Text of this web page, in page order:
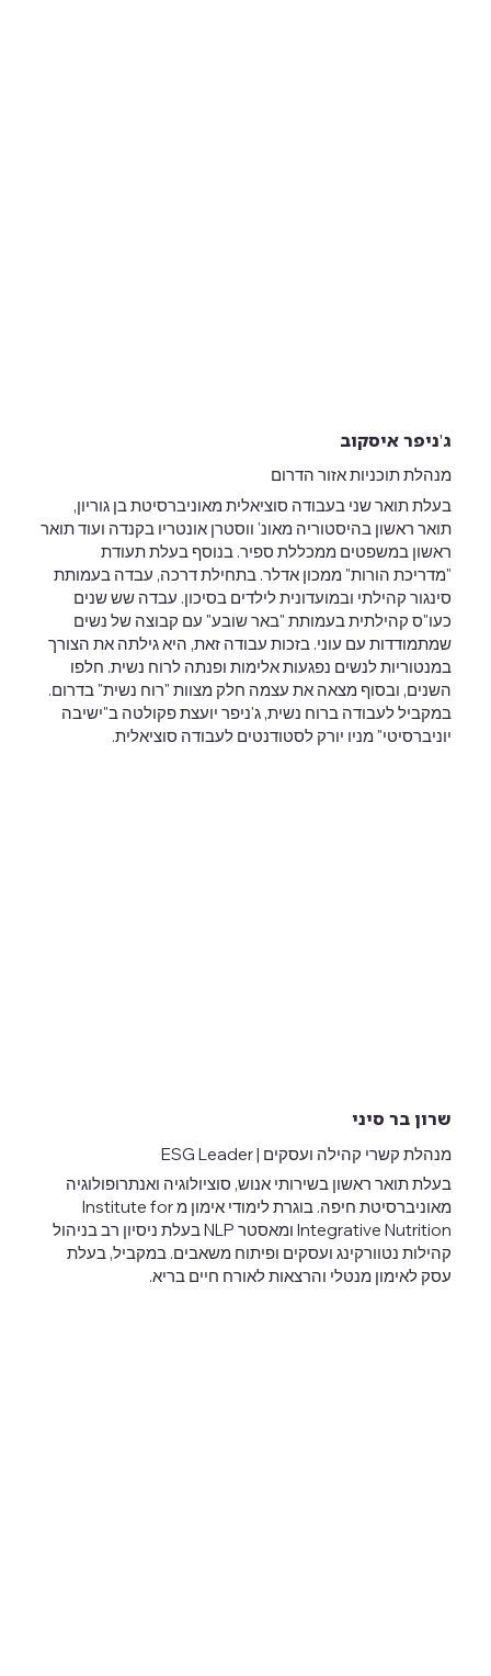
ג'ניפר איסקוב
מנהלת תוכניות אזור הדרום
בעלת תואר שני בעבודה סוציאלית מאוניברסיטת בן גוריון,
תואר ראשון בהיסטוריה מאונ' ווסטרן אונטריו בקנדה ועוד תואר
ראשון במשפטים ממכללת ספיר. בנוסף בעלת תעודת
"מדריכת הורות" ממכון אדלר. בתחילת דרכה, עבדה בעמותת
סינגור קהילתי ובמועדונית לילדים בסיכון. עבדה שש שנים
כעו"ס קהילתית בעמותת "באר שובע" עם קבוצה של נשים
שמתמודדות עם עוני. בזכות עבודה זאת, היא גילתה את הצורך
במנטוריות לנשים נפגעות אלימות ופנתה לרוח נשית. חלפו
השנים, ובסוף מצאה את עצמה חלק מצוות "רוח נשית" בדרום.
במקביל לעבודה ברוח נשית, ג'ניפר יועצת פקולטה ב"ישיבה
יוניברסיטי" מניו יורק לסטודנטים לעבודה סוציאלית.
שרון בר סיני
מנהלת קשרי קהילה ועסקים | ESG Leader
בעלת תואר ראשון בשירותי אנוש, סוציולוגיה ואנתרופולוגיה
מאוניברסיטת חיפה. בוגרת לימודי אימון מ Institute for
Integrative Nutrition ומאסטר NLP בעלת ניסיון רב בניהול
קהילות נטוורקינג ועסקים ופיתוח משאבים. במקביל, בעלת
עסק לאימון מנטלי והרצאות לאורח חיים בריא.